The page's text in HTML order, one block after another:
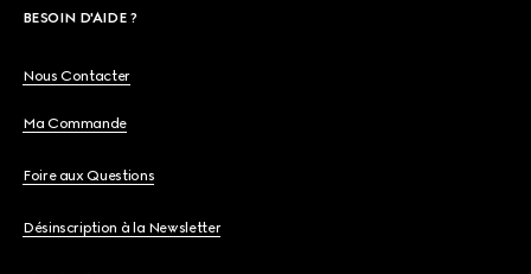
BESOIN D'AIDE ?
Nous Contacter
Ma Commande
Foire aux Questions
Désinscription à la Newsletter